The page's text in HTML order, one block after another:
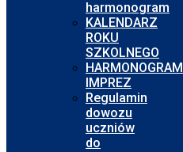
harmonogram
KALENDARZ
ROKU
SZKOLNEGO
HARMONOGRAM
IMPREZ
Regulamin
dowozu
uczniów
do